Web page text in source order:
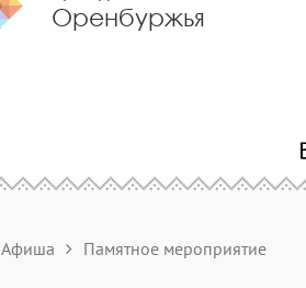
Оренбуржья
Афиша Памятное мероприятие